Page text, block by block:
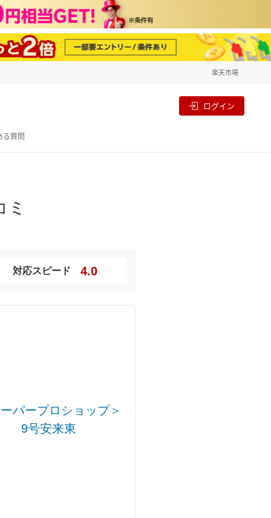
楽天市場
ログイン
る質問
対応スピード 4.0
パープロショップ＞
9号安来東